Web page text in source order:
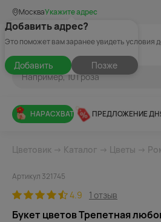
МоскваУкажите адрес
Добавить адрес?
Это поможет вам заранее увидеть условия
Добавить Позже
НАРАСХВАТ ПРЕДЛОЖЕНИЕ
Цветовик → Каталог → Цветы →
Артикул 321745
4.9 1 отзыв
Букет цветов Трепетная